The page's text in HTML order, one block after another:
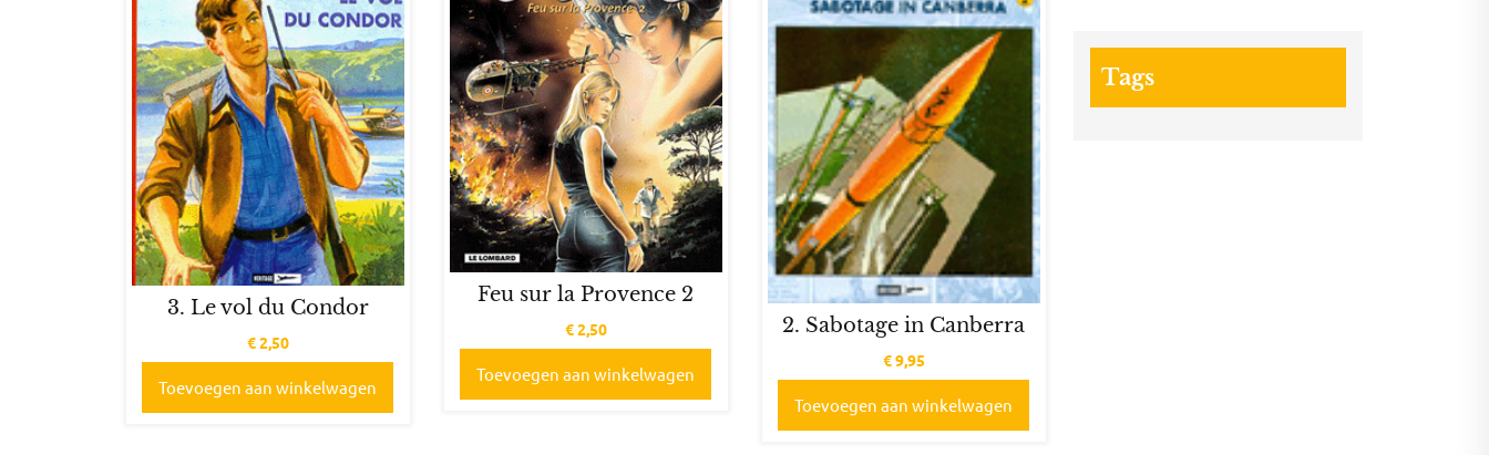
3. Le vol du Condor
€2,50
Toevoegen aan winkelwagen
Feu sur la Provence 2
€2,50
Toevoegen aan winkelwagen
2. Sabotage in Canberra
€9,95
Toevoegen aan winkelwagen
Tags